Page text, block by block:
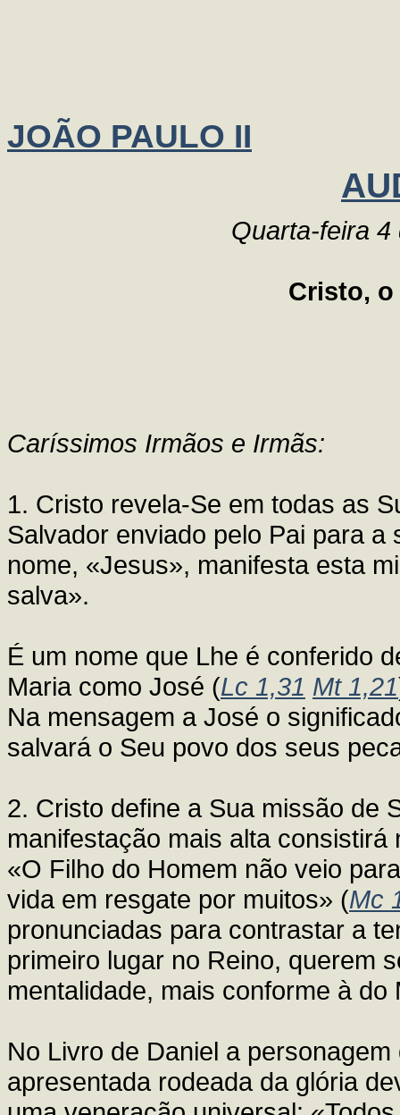
JOÃO PAULO II
Quarta-feira
Cristo,
Caríssimos Irmãos e Irmãs:
1. Cristo revela-Se em todas as
Salvador enviado pelo Pai para
nome, «Jesus», manifesta esta
salva».
É um nome que Lhe é conferido
Maria como José (Lc 1,31 Mt 1,21
Na mensagem a José o
salvará o Seu povo dos seus
2. Cristo define a Sua missão de
manifestação mais alta
«O Filho do Homem não veio
vida em resgate por muitos» (Mc
pronunciadas para contrastar a
primeiro lugar no Reino, querem
mentalidade, mais conforme à do
No Livro de Daniel a
apresentada rodeada da glória